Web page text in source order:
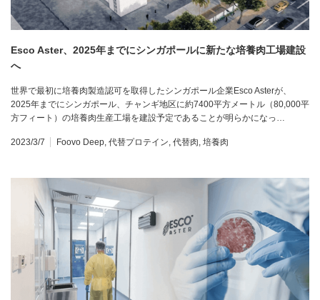
Esco Aster、2025年までにシンガポールに新たな培養肉工場建設
へ
世界で最初に培養肉製造認可を取得したシンガポール企業Esco Asterが、
2025年までにシンガポール、チャンギ地区に約7400平方メートル（80,000平
方フィート）の培養肉生産工場を建設予定であることが明らかになっ…
2023/3/7 Foovo Deep, 代替プロテイン, 代替肉, 培養肉